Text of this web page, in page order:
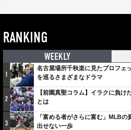
RANKING
WEEKLY
1
名古屋場所千秋楽に見たプロフェ
を巡るさまざまなドラマ
2
【前園真聖コラム】イラクに負
とは
3
「富める者がさらに富む」MLB
出せない一歩